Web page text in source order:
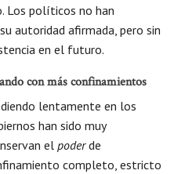
Los políticos no han
autoridad afirmada, pero sin
en el futuro.
con más confinamientos
lentamente en los
han sido muy
el poderde
completo, estricto